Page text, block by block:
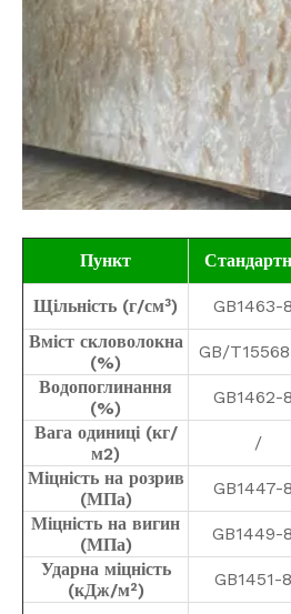
Пункт
Щільність (г/см³) GB1463-
Вміст скловолокна
(%)
GB/
Водопоглинання
(%)
GB1462-
Вага одиниці (кг/
м2)
/
Міцність на розрив
(МПа)
GB1447-
Міцність на вигин
(МПа)
GB1449-
Ударна міцність
(кДж/м²)
GB1451-